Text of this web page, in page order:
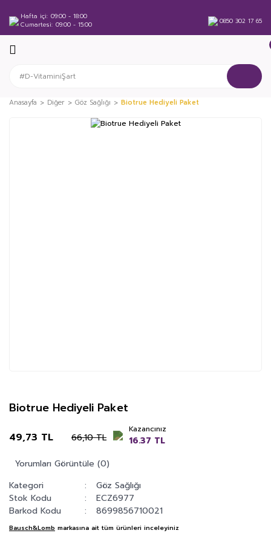
Hafta içi 09:00 - 18:00
Cumartesi 09:00 - 15:00 0850 302 17 65
Anasayfa Diğer Göz Sağlığı Biotrue Hediyeli Paket
Biotrue Hediyeli Paket
49,73 TL 66,10 TL
Kazancınız
16.37 TL
Yorumları Görüntüle (0)
Kategori
Göz Sağlığı
Stok Kodu
ECZ6977
Barkod Kodu
8699856710021
Bausch&Lomb markasına ait tüm ürünleri inceleyiniz